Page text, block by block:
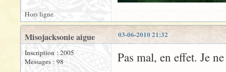
Hors ligne
03-06-2010 21:32
Misojacksonie aigue
Inscription : 2005
Messages : 98
Pas mal, en effet. Je